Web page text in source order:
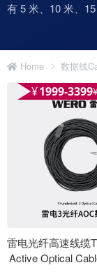
有 5 米、10 米、
Home 数据线
¥1999-3399
雷电光纤高速线缆
Active Optical